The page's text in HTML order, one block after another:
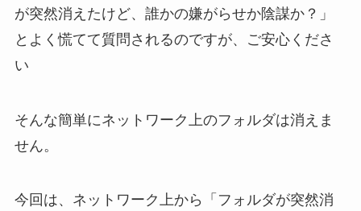
が突然消えたけど、誰かの嫌がらせか陰謀か？」
とよく慌てて質問されるのですが、ご安心くださ
い
そんな簡単にネットワーク上のフォルダは消えま
せん。
今回は、ネットワーク上から「フォルダが突然消